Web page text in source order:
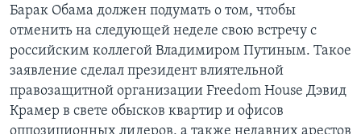
Барак Обама должен подумать о том, чтобы
отменить на следующей неделе свою встречу с
российским коллегой Владимиром Путиным. Такое
заявление сделал президент влиятельной
правозащитной организации Freedom House Дэвид
Крамер в свете обысков квартир и офисов